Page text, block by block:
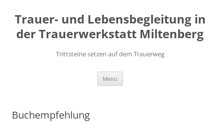
springen
Trauer- und Lebensbegleitung in
der Trauerwerkstatt Miltenberg
Trittsteine setzen auf dem Trauerweg
Menü
Buchempfehlung